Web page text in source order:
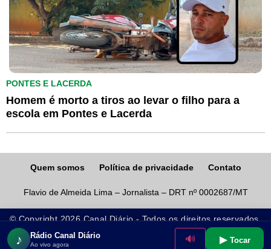
PONTES E LACERDA
Homem é morto a tiros ao levar o filho para a
escola em Pontes e Lacerda
Quem somos Política de privacidade Contato
Flavio de Almeida Lima – Jornalista – DRT nº 0002687/MT
© Copyright 2026 Canal Diário - Todos os direitos reservados.
♪ Rádio Canal Diário
Ao vivo agora ▶ Tocar
🔊